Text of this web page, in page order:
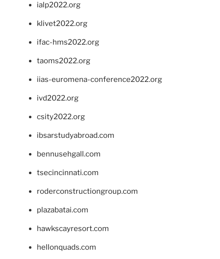
ialp2022.org
klivet2022.org
ifac-hms2022.org
taoms2022.org
iias-euromena-conference2022.org
ivd2022.org
csity2022.org
ibsarstudyabroad.com
bennusehgall.com
tsecincinnati.com
roderconstructiongroup.com
plazabatai.com
hawkscayresort.com
hellonquads.com